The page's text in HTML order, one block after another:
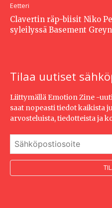
Eetteri
Clavertin räp-biisit Niko
syleilyssä Basement
Tilaa uutiset
Liittymällä Emotion Zine -
saat nopeasti tiedot kaikista
arvosteluista, tiedotteista ja